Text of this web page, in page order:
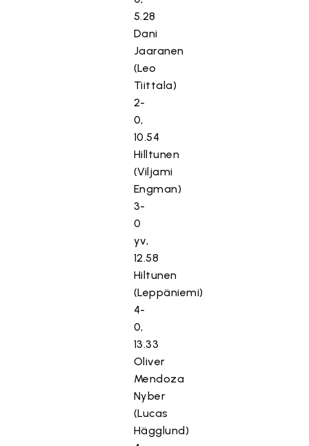
5.28
Dani
Jaaranen
(Leo
Tiittala)
2-
0,
10.54
Hilltunen
(Viljami
Engman)
3-
0
yv,
12.58
Hiltunen
(Leppäniemi)
4-
0,
13.33
Oliver
Mendoza
Nyber
(Lucas
Hägglund)